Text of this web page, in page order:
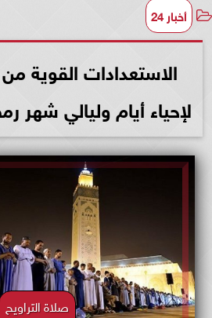
أخبار 24
الاستعدادات القوية
لإحياء أيام وليالي شهر
صلاة التراويح